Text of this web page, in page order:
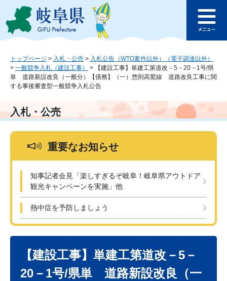
ジ
ュ
文
へ
このページの本文へ
ュ
トップページ > 入札・公売 > 入札公告（WTO案件以外）（電子調達以外）
> 一般競争入札（建設工事） >
【建設工事】単建工第道改－5－20－1号/県
単 道路新設改良（一般分）【債務】（一）惣則高鷲線 道路改良工事に関
する事後審査型一般競争入札公告
入札・公売
重要なお知らせ
知事記者会見「楽しすぎるぞ岐阜！岐阜県アウトドア
観光キャンペーンを実施」他
熱中症を予防しましょう
【建設工事】単建工第道改－5－
20－1号/県単 道路新設改良（一